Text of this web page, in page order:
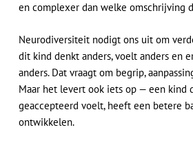
en complexer dan welke omschrijving
Neurodiversiteit nodigt ons uit om
dit kind denkt anders, voelt anders en
anders. Dat vraagt om begrip,
Maar het levert ook iets op — een kind
geaccepteerd voelt, heeft een betere
ontwikkelen.